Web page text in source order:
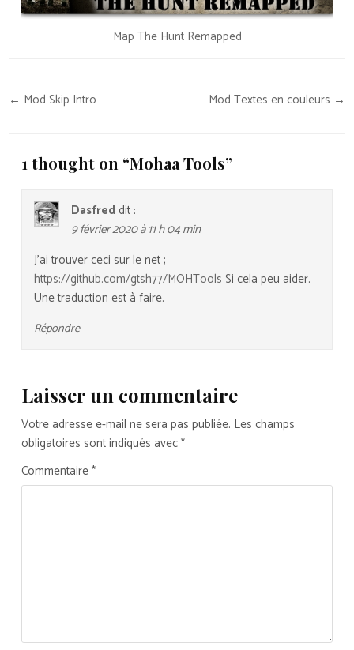
Map The Hunt Remapped
Navigation
← Mod Skip Intro Mod Textes en couleurs →
1 thought on “Mohaa Tools”
Dasfred dit :
9 février 2020 à 11 h 04 min
J’ai trouver ceci sur le net ;
https://github.com/gtsh77/MOHToolsSi cela peu aider.
Une traduction est à faire.
Répondre
Laisser un commentaire
Votre adresse e-mail ne sera pas publiée. Les champs
obligatoires sont indiqués avec*
Commentaire*